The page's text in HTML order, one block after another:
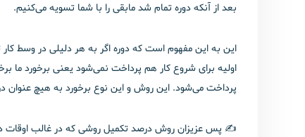
بعد از آنکه دوره تمام شد مابقی را با شما تسویه می‌کنیم.
این به این مفهوم است که دوره اگر به هر دلیلی در وسط
پرداخت می‌شود. این روش و این نوع برخورد به هیچ
✍️ پس عزیزان روش درصد تکمیل روشی که در غالب اوقات در